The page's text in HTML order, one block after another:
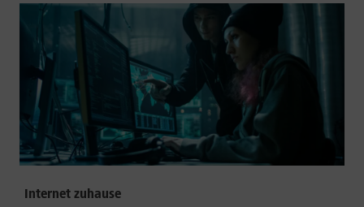
Internet zuhause